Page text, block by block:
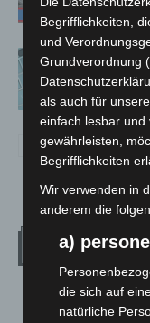
LANGENHAGEN
Begrifflichkeiten,
und
Grundverordnung
als auch für
einfach lesbar und
gewährleisten,
Begrifflichkeiten
Wir verwenden in
anderem die
a)
die sich auf
natürliche